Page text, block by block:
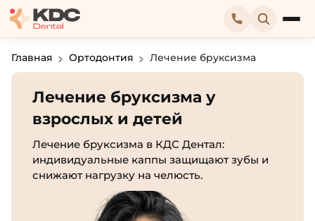
Главная Ортодонтия Лечение бруксизма
Лечение бруксизма у
взрослых и детей
Лечение бруксизма в КДС Дентал:
индивидуальные каппы защищают зубы и
снижают нагрузку на челюсть.